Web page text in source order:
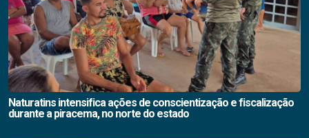
Naturatins intensifica ações de conscientização e fiscalização
durante a piracema, no norte do estado